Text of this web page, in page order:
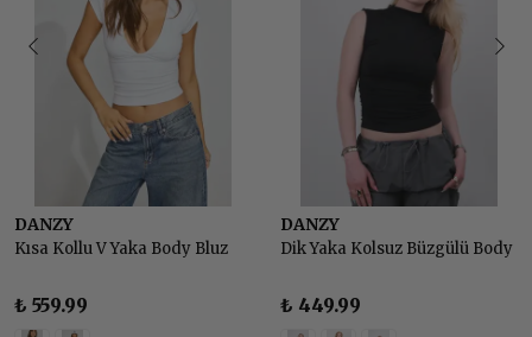
DANZY
Kısa Kollu V Yaka Body Bluz
₺ 559.99
DANZY
Dik Yaka Kolsuz Büzgülü Body
₺ 449.99